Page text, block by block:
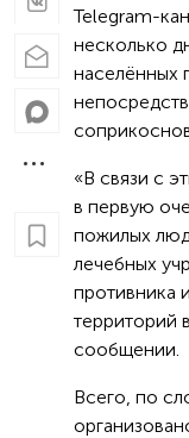
Telegram-
несколько
населённых
«В связи с
в первую
пожилых
лечебных
противника
территорий
сообщении.
Всего, по